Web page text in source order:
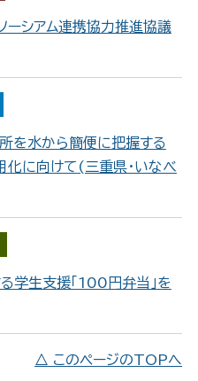
シアム連携協力推進協議
を水から簡便に把握する
に向けて(三重県・いなべ
学生支援「100円弁当」を
△ このページのTOPへ